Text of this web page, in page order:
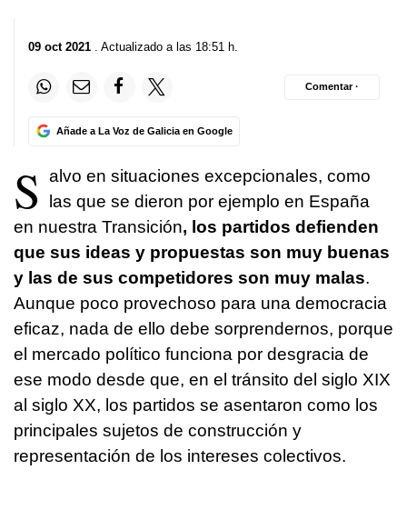
09 oct 2021 . Actualizado a las 18:51 h.
Añade a La Voz de Galicia en Google
Comentar ·
S
alvo en situaciones excepcionales, como
las que se dieron por ejemplo en España
en nuestra Transición, los partidos defienden
que sus ideas y propuestas son muy buenas
y las de sus competidores son muy malas.
Aunque poco provechoso para una democracia
eficaz, nada de ello debe sorprendernos, porque
el mercado político funciona por desgracia de
ese modo desde que, en el tránsito del siglo XIX
al siglo XX, los partidos se asentaron como los
principales sujetos de construcción y
representación de los intereses colectivos.